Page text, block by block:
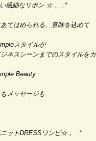
繊細なリボン ☆.。.:*
てはめられる、意味を込めて
スタイルが
ネスシーンまでのスタイルを
Beauty
メッセージも
ットDRESSワンピ☆.。.:*